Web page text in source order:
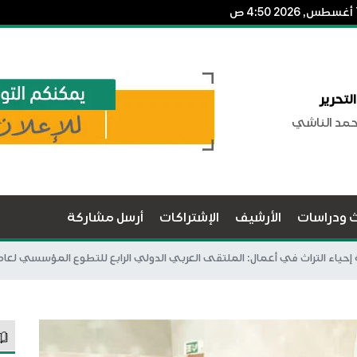
الناشي
ودراسات الأرشيف الإشتراكات أرسل مشاركة
التراث في أعمال: الملتقى العربي الدولي الرابع للتطوع المؤسسي لعام